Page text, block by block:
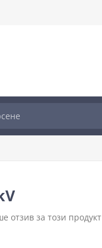
отзив за този продукт